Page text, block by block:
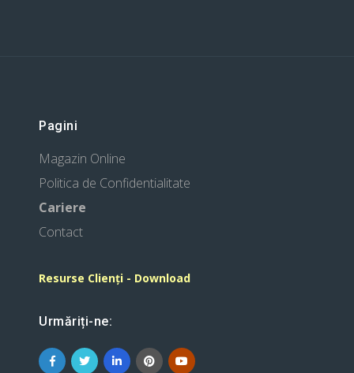
Pagini
Magazin Online
Politica de Confidentialitate
Cariere
Contact
Resurse Clienți - Download
Urmăriți-ne: